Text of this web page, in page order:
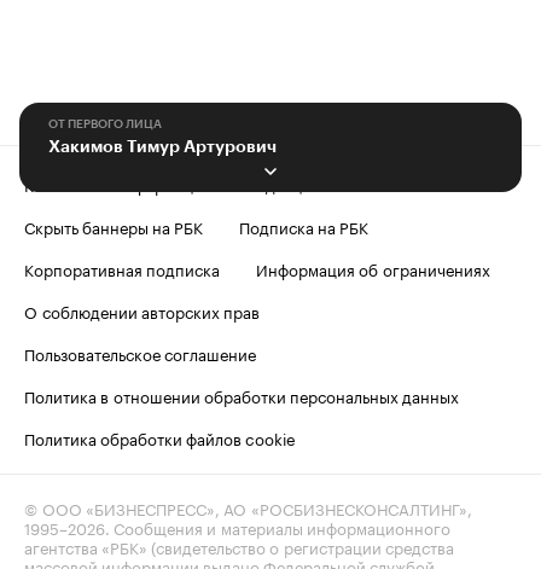
ОТ ПЕРВОГО ЛИЦА
Хакимов Тимур Артурович
Контактная информация
Редакция
Скрыть баннеры на РБК
Подписка на РБК
Корпоративная подписка
Информация об ограничениях
О соблюдении авторских прав
Пользовательское соглашение
Политика в отношении обработки персональных данных
Политика обработки файлов cookie
© ООО «БИЗНЕСПРЕСС», АО «РОСБИЗНЕСКОНСАЛТИНГ»,
1995–2026 . Сообщения и материалы информационного
агентства «РБК» (свидетельство о регистрации средства